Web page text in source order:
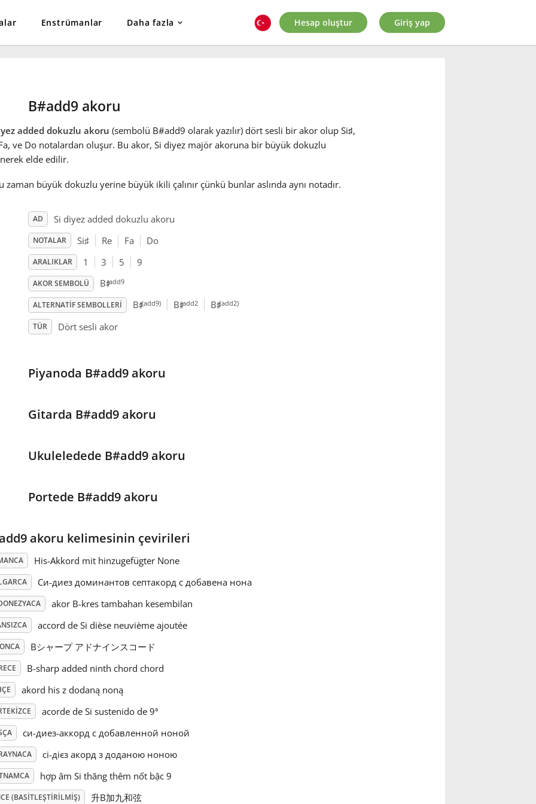
Enstrümanlar Daha fazla Hesap oluştur Giriş yap
B#add9 akoru
added dokuzlu akoru (sembolü B#add9 olarak yazılır) dört sesli bir akor olup Si♯,
, ve Donotalardan oluşur. Bu akor, Si diyez majör akoruna bir büyük dokuzlu
elde edilir.
zaman büyük dokuzlu yerine büyük ikili çalınır çünkü bunlar aslında aynı notadır.
AD Si diyez added dokuzlu akoru
NOTALAR Si♯ Re Fa Do
ARALIKLAR 1 3 5 9
AKOR SEMBOLÜ B♯add9
ALTERNATIF SEMBOLLERI B♯(add9) B♯add2 B♯(add2)
TÜR Dört sesli akor
Piyanoda B#add9 akoru
Gitarda B#add9 akoru
Ukuleledede B#add9 akoru
Portede B#add9 akoru
akoru kelimesinin çevirileri
His-Akkord mit hinzugefügter None
Си-диез доминантов септакорд с добавена нона
akor B-kres tambahan kesembilan
accord de Si dièse neuvième ajoutée
Bシャープ アドナインスコード
B-sharp added ninth chord chord
akord his z dodaną noną
acorde de Si sustenido de 9ª
си-диез-аккорд с добавленной ноной
сі-дієз акорд з доданою ноною
hợp âm Si thăng thêm nốt bậc 9
(BASITLEŞTIRILMIŞ) 升B加九和弦